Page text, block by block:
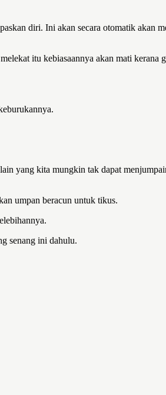
diri. Ini akan secara otomatik akan
itu kebiasaannya akan mati kerana
yang kita mungkin tak dapat
umpan beracun untuk tikus.
senang ini dahulu.